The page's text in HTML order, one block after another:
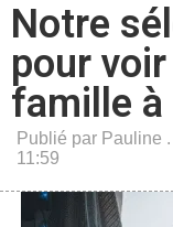
Notre
pour
famille
Publié par Pauline
11:59